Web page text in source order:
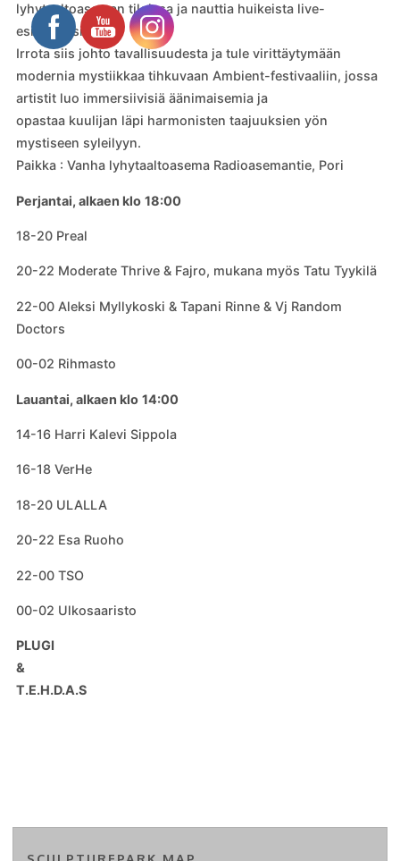
lyhytaaltoaseman tiloissa ja nauttia huikeista live-
esiintymisistä.
Irrota siis johto tavallisuudesta ja tule virittäytymään
modernia mystiikkaa tihkuvaan Ambient-festivaaliin, jossa
artistit luo immersiivisiä äänimaisemia ja
opastaa kuulijan läpi harmonisten taajuuksien yön
mystiseen syleilyyn.
Paikka : Vanha lyhytaaltoasema Radioasemantie, Pori
Perjantai, alkaen klo 18:00
18-20 Preal
20-22 Moderate Thrive & Fajro, mukana myös Tatu Tyykilä
22-00 Aleksi Myllykoski & Tapani Rinne & Vj Random
Doctors
00-02 Rihmasto
Lauantai, alkaen klo 14:00
14-16 Harri Kalevi Sippola
16-18 VerHe
18-20 ULALLA
20-22 Esa Ruoho
22-00 TSO
00-02 Ulkosaaristo
PLUGI
&
T.E.H.D.A.S